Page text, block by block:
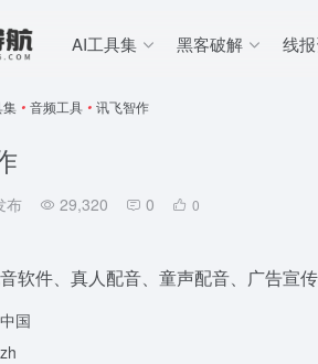
AI工具集 黑客破解 线
集 • 音频工具 • 讯飞智作
布 29,320 0 0
软件、真人配音、童声配音、广告宣
中国
zh